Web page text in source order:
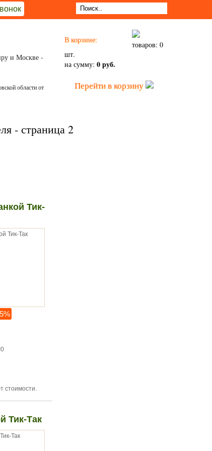
и Москве -
области от
В корзине:
товаров: 0
шт.
на сумму: 0 руб.
Перейти в корзину
- страница 2
Тик-
стоимости.
Тик-Так